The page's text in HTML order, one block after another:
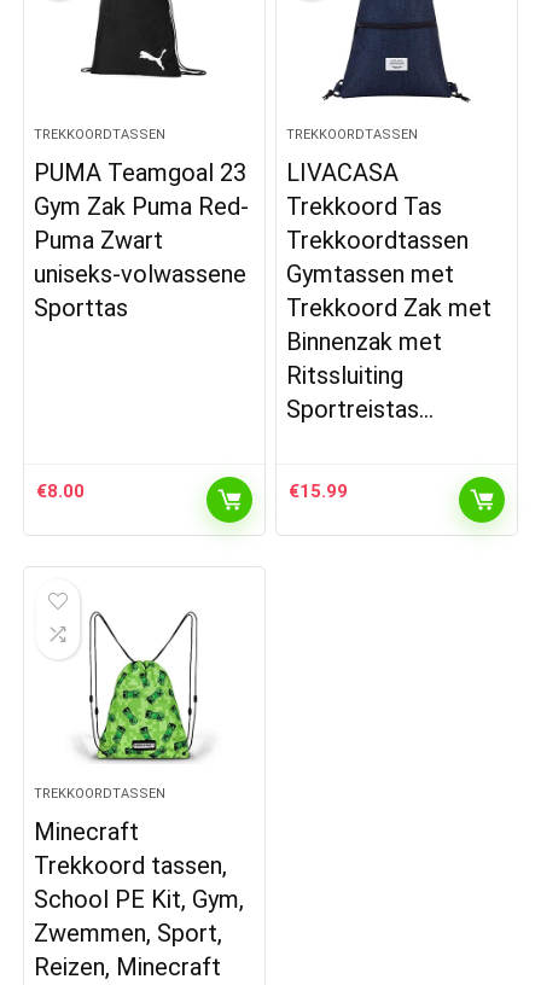
TREKKOORDTASSEN
PUMA Teamgoal 23
Gym Zak Puma Red-
Puma Zwart
uniseks-volwassene
Sporttas
€8.00
TREKKOORDTASSEN
LIVACASA
Trekkoord Tas
Trekkoordtassen
Gymtassen met
Trekkoord Zak met
Binnenzak met
Ritssluiting
Sportreistas…
€15.99
TREKKOORDTASSEN
Minecraft
Trekkoord tassen,
School PE Kit, Gym,
Zwemmen, Sport,
Reizen, Minecraft